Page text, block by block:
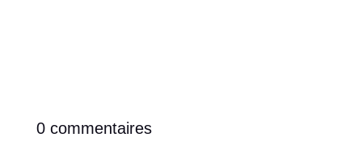
0 commentaires